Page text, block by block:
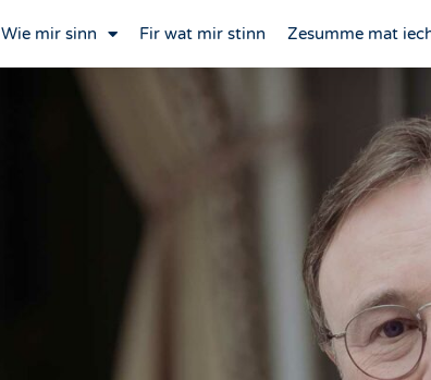
Wie mir sinn Fir wat mir stinn Zesumme mat